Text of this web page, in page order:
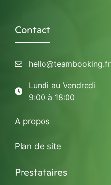
Contact
hello@teambooking.fr
Lundi au Vendredi
9:00 à 18:00
A propos
Plan de site
Prestataires